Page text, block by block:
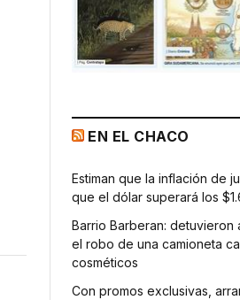
EN EL CHACO
Estiman que la inflación de
que el dólar superará los
Barrio Barberan: detuvieron
el robo de una camioneta
cosméticos
Con promos exclusivas,